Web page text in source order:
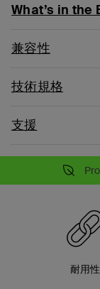
What’s in the
兼容性
技術規格
支援
耐用性